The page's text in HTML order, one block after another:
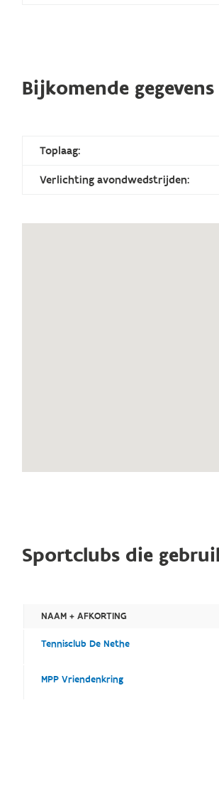
Bijkomende gegevens
Toplaag:
Verlichting avondwedstrijden:
Sportclubs die
NAAM + AFKORTING
Tennisclub De Nethe
MPP Vriendenkring